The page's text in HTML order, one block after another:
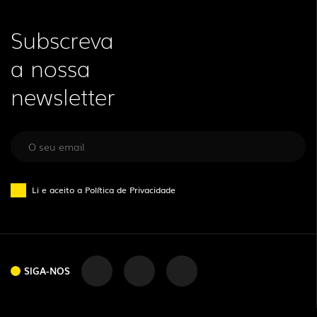
Subscreva
a nossa
newsletter
Li e aceito a Política de Privacidade
SIGA-NOS